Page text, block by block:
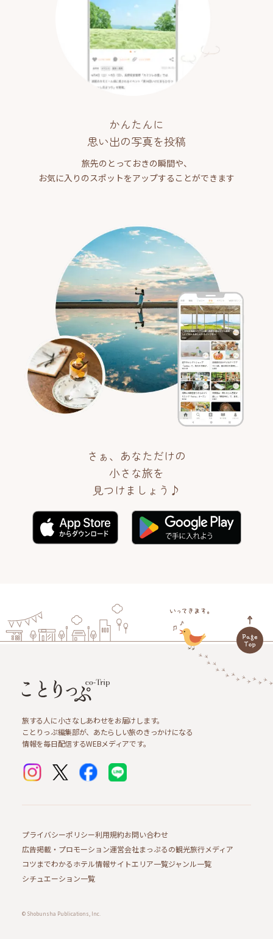
かんたんに
思い出の写真を投稿
旅先のとっておきの瞬間や、
お気に入りのスポットをアップすることができます
さぁ、あなただけの
小さな旅を
見つけましょう♪
旅する人に小さなしあわせをお届けします。
ことりっぷ編集部が、あたらしい旅のきっかけになる
情報を毎日配信するWEBメディアです。
プライバシーポリシー利用規約お問い合わせ
広告掲載・プロモーション運営会社まっぷるの観光旅行メディア
コツまでわかるホテル情報サイトエリア一覧ジャンル一覧
シチュエーション一覧
© Shobunsha Publications, Inc.